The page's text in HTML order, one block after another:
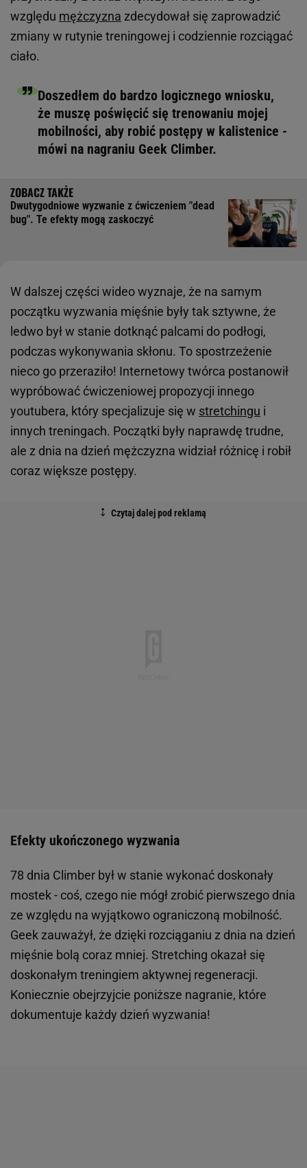
względu mężczyzna zdecydował się zaprowadzić
zmiany w rutynie treningowej i codziennie rozciągać
ciało.
Doszedłem do bardzo logicznego wniosku,
że muszę poświęcić się trenowaniu mojej
mobilności, aby robić postępy w kalistenice -
mówi na nagraniu Geek Climber.
Dwutygodniowe wyzwanie z ćwiczeniem "dead
bug". Te efekty mogą zaskoczyć
W dalszej części wideo wyznaje, że na samym
początku wyzwania mięśnie były tak sztywne, że
ledwo był w stanie dotknąć palcami do podłogi,
podczas wykonywania skłonu. To spostrzeżenie
nieco go przeraziło! Internetowy twórca postanowił
wypróbować ćwiczeniowej propozycji innego
youtubera, który specjalizuje się w stretchingu i
innych treningach. Początki były naprawdę trudne,
ale z dnia na dzień mężczyzna widział różnicę i robił
coraz większe postępy.
Efekty ukończonego wyzwania
78 dnia Climber był w stanie wykonać doskonały
mostek - coś, czego nie mógł zrobić pierwszego dnia
ze względu na wyjątkowo ograniczoną mobilność.
Geek zauważył, że dzięki rozciąganiu z dnia na dzień
mięśnie bolą coraz mniej. Stretching okazał się
doskonałym treningiem aktywnej regeneracji.
Koniecznie obejrzyjcie poniższe nagranie, które
dokumentuje każdy dzień wyzwania!